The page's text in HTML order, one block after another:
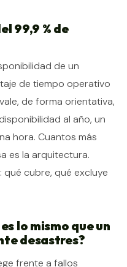
99,9 % de
de un
de tiempo operativo
de forma orientativa,
al año, un
hora. Cuantos más
es la arquitectura.
qué cubre, qué excluye
lo mismo que un
desastres?
frente a fallos